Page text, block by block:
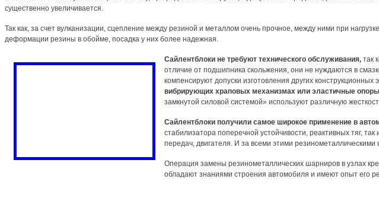
существенно увеличивается.
Так как, за счет вулканизации, сцепление между резиной и металлом очень прочное, между ними при
деформации резины в обойме, посадка у них более надежная.
Сайлентблоки не требуют технического обслуживания, так
отличие от подшипника скольжения, они не нуждаются в
компенсируют допуски изготовления других
вибрирующих храповых механизмах или эластичные
замкнутой силовой системой» используют различную
Сайлентблоки получили самое широкое применение в
стабилизатора поперечной устойчивости, реактивных тяг,
передач, двигателя. И за всеми этими
Операция замены резинометаллических шарниров в узлах
обладают знаниями строения автомобиля и имеют опыт его